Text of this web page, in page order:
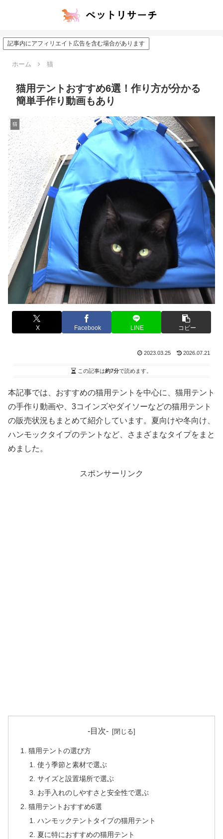
記事内にアフィリエイト広告を含む場合があります
ホーム 猫
猫用テントおすすめ6選！作り方が分かる
簡単手作り動画もあり
猫
X Facebook LINE コピー
2023.03.25 2026.07.21
この記事は約7分で読めます。
本記事では、おすすめの猫用テントを中心に、猫用テント
の手作り動画や、3コインズやダイソーなどの猫用テント
の販売状況もまとめて紹介しています。夏向けや冬向け、
ハンモックタイプのテントなど、さまざまなタイプをまと
めました。
スポンサーリンク
-目次-
猫用テントの選び方
使う季節と素材で選ぶ
サイズと設置場所で選ぶ
お手入れのしやすさと安全性で選ぶ
猫用テントおすすめ6選
ハンモックテントタイプの猫用テント
夏に特におすすめの猫用テント